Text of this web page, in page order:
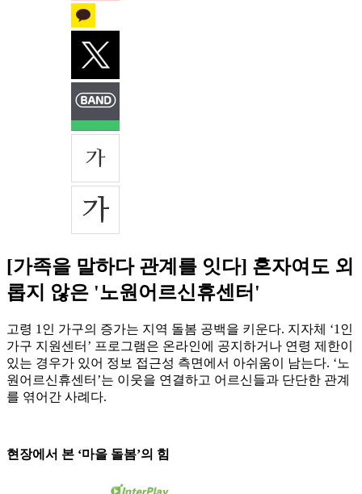
[가족을 말하다 관계를 잇다] 혼자여도 외
롭지 않은 '노원어르신휴센터'
고령 1인 가구의 증가는 지역 돌봄 공백을 키운다. 지자체 ‘1인
가구 지원센터’ 프로그램은 온라인에 공지하거나 연령 제한이
있는 경우가 있어 정보 접근성 측면에서 아쉬움이 남는다. ‘노
원어르신휴센터’는 이웃을 연결하고 어르신들과 단단한 관계
를 엮어간 사례다.
현장에서 본 ‘마을 돌봄’의 힘